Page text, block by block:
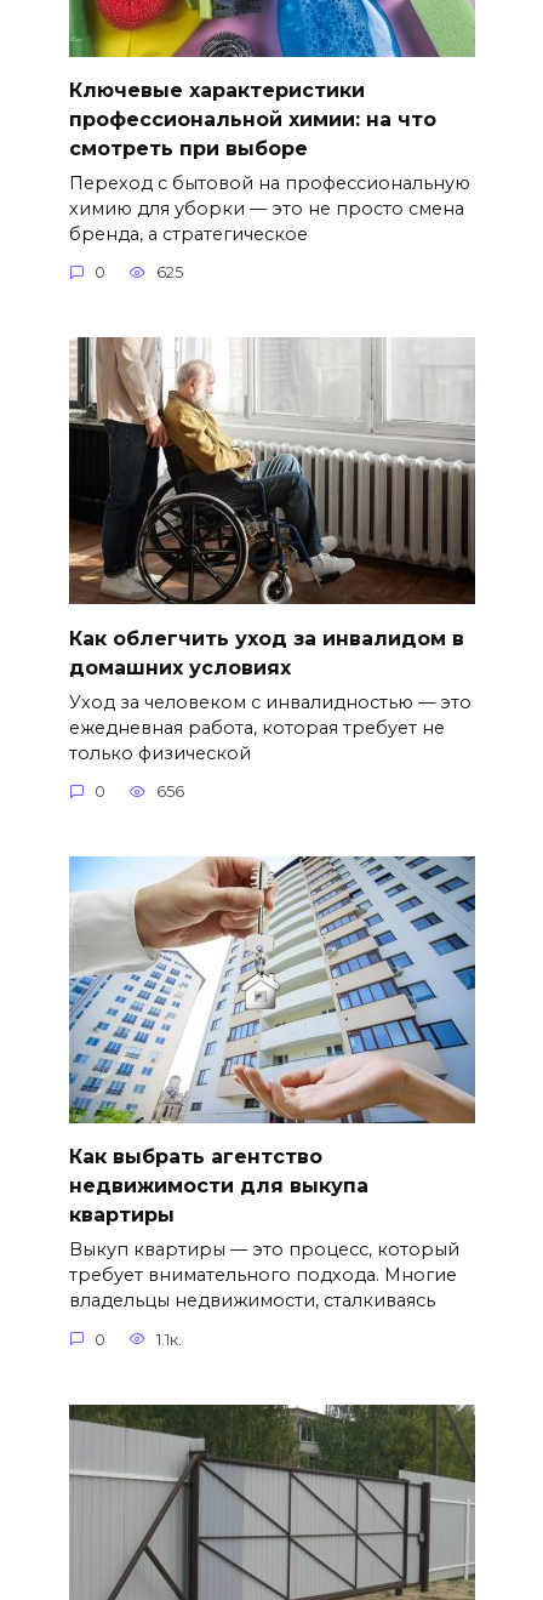
Ключевые характеристики
профессиональной химии: на что
смотреть при выборе
Переход с бытовой на профессиональную
химию для уборки — это не просто смена
бренда, а стратегическое
0 625
Как облегчить уход за инвалидом в
домашних условиях
Уход за человеком с инвалидностью — это
ежедневная работа, которая требует не
только физической
0 656
Как выбрать агентство
недвижимости для выкупа
квартиры
Выкуп квартиры — это процесс, который
требует внимательного подхода. Многие
владельцы недвижимости, сталкиваясь
0 1.1к.